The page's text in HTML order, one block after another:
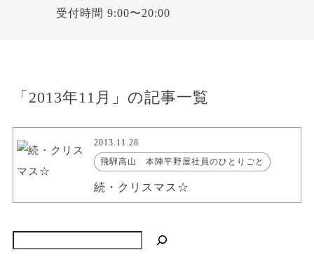
受付時間 9:00〜20:00
「2013年11月」の記事一覧
2013.11.28
飛騨高山 本陣平野屋社員のひとりごと
続・クリスマス☆